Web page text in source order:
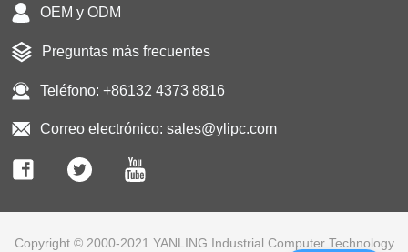
OEM y ODM
Preguntas más frecuentes
Teléfono: +86132 4373 8816
Correo electrónico: sales@ylipc.com
Copyright © 2000-2021 YANLING Industrial Computer Technology